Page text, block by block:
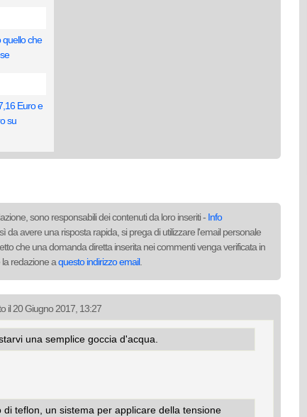
quello che
Euro e
su
sono responsabili dei contenuti da loro inseriti - Info
da avere una risposta rapida, si prega di utilizzare l'email personale
che una domanda diretta inserita nei commenti venga verificata in
redazione aquesto indirizzo email.
il 20 Giugno 2017, 13:27
una semplice goccia d'acqua.
teflon, un sistema per applicare della tensione